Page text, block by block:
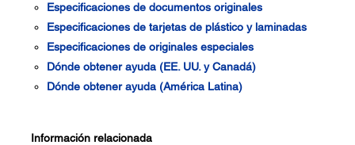
Especificaciones de documentos originales
Especificaciones de tarjetas de plástico y laminadas
Especificaciones de originales especiales
Dónde obtener ayuda (EE. UU. y Canadá)
Dónde obtener ayuda (América Latina)
Información relacionada